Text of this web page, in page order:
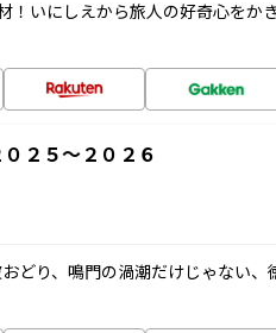
！いにしえから旅人の好奇心をか
２５～２０２６
どり、鳴門の渦潮だけじゃない